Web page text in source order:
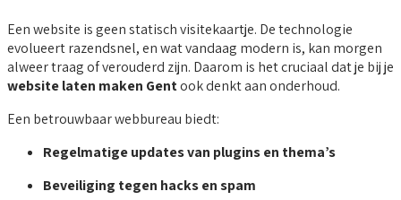
Een website is geen statisch visitekaartje. De technologie
evolueert razendsnel, en wat vandaag modern is, kan morgen
alweer traag of verouderd zijn. Daarom is het cruciaal dat je bij je
website laten maken Gentook denkt aan onderhoud.
Een betrouwbaar webbureau biedt:
Regelmatige updates van plugins en thema’s
Beveiliging tegen hacks en spam